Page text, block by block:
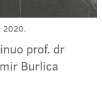
2020.
prof. dr
Burlica